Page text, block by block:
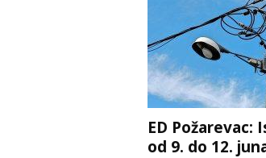
ED Požarevac:
od 9. do 12.